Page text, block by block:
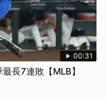
00:31
長7連敗【MLB】